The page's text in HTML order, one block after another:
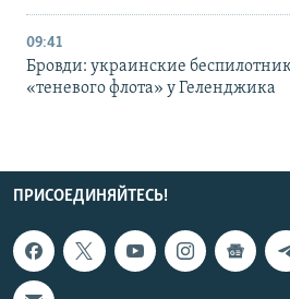
09:41
Бровди: украинские
«теневого флота» у Геленджика
ПРИСОЕДИНЯЙТЕСЬ!